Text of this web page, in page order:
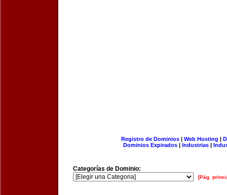
Registro de Dominios| Web Hosting |
Dominios Expirados | Industrias |
Categorías de Dominio:
[Pág.